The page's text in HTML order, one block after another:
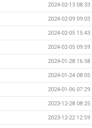
2024-02-13 08:33
2024-02-09 09:03
2024-02-05 15:43
2024-02-05 09:59
2024-01-28 16:58
2024-01-24 08:05
2024-01-06 07:29
2023-12-28 08:25
2023-12-22 12:59